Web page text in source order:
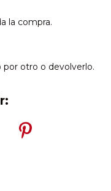
la compra.
otro o devolverlo.